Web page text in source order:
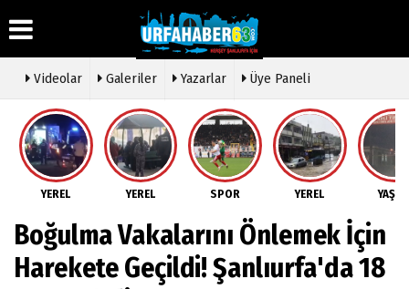
Üye Paneli
Haber
Arşivi
Arşivi
Günün
Haberleri
Hava
Durumu
Gazete
Anketler
Biyografiler
Köşe
Yazarları
Video
Foto
Galeri
Etkinlikler
Künye
İletişim
Çerez
Politikası
Gizlilik
İlkeleri
Videolar Galeriler Yazarlar Üye Paneli
YEREL YEREL SPOR YEREL
Boğulma Vakalarını Önlemek İçin
Harekete Geçildi! Şanlıurfa'da 18